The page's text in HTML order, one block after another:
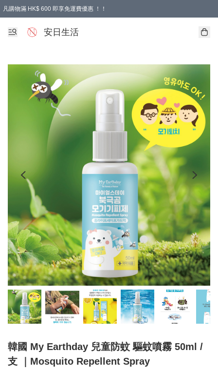
凡購物滿 HK$ 600 即享免運費優惠 ！！
安日生活
韓國 My Earthday 兒童防蚊 驅蚊噴霧 50ml /
支 ｜Mosquito Repellent Spray